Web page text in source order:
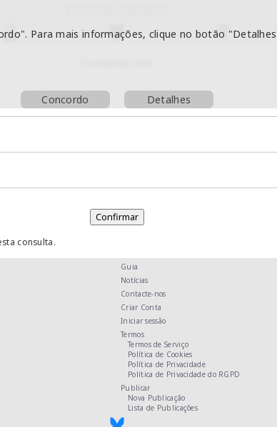
Para mais informações, clique no botão
Concordo Detalhes
consulta.
Guia
Notícias
Contacte-nos
Criar Conta
Iniciar sessão
Termos
Termos de Serviço
Política de Cookies
Política de Privacidade
Política de Privacidade do RGPD
Publicar
Nova Publicação
Lista de Publicações